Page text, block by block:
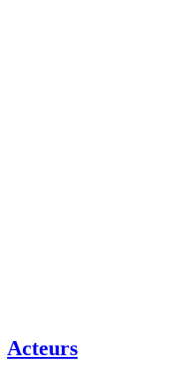
Acteurs